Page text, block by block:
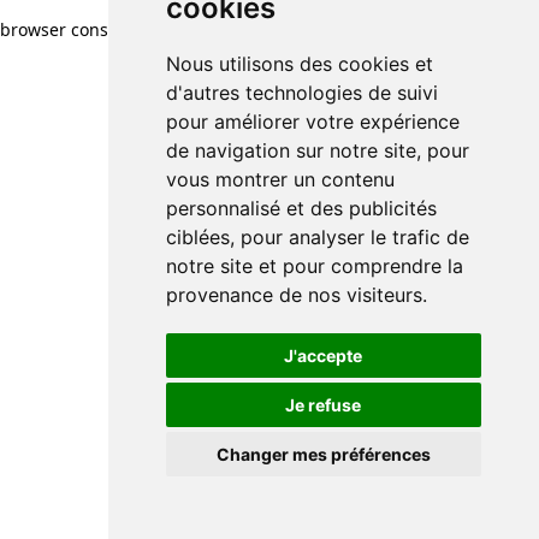
cookies
Nous utilisons des cookies et
d'autres technologies de suivi
pour améliorer votre expérience
de navigation sur notre site, pour
vous montrer un contenu
personnalisé et des publicités
ciblées, pour analyser le trafic de
notre site et pour comprendre la
provenance de nos visiteurs.
J'accepte
Je refuse
Changer mes préférences
browser console for more information)